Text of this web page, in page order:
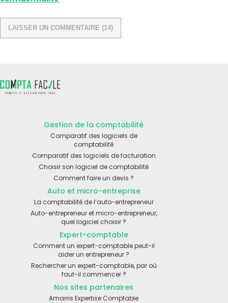
Gestion de la comptabilité
Comparatif des logiciels de
comptabilité
Comparatif des logiciels de facturation
Choisir son logiciel de comptabilité
Comment faire un devis ?
Auto et micro-entreprise
La comptabilité de l’auto-entrepreneur
Auto-entrepreneur et micro-entrepreneur,
quel logiciel choisir ?
Expert-comptable
Comment un expert-comptable peut-il
aider un entrepreneur ?
Rechercher un expert-comptable, par où
faut-il commencer ?
Nos sites partenaires
Amarris Expertise Comptable